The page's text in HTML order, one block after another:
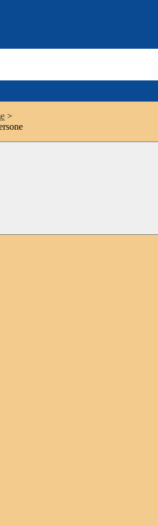
>